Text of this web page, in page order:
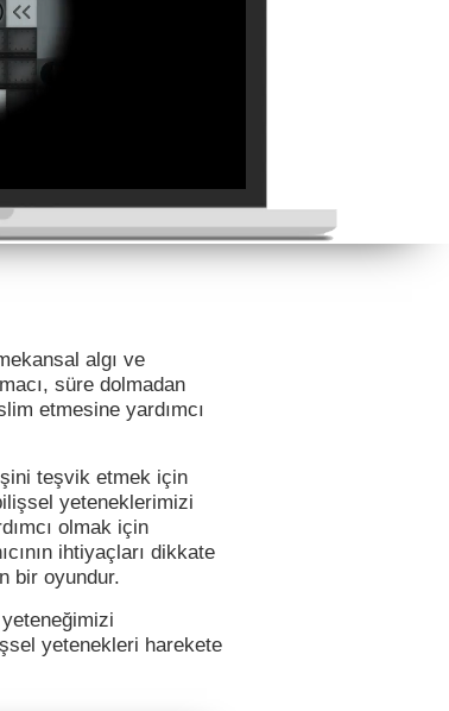
algı ve
süre dolmadan
etmesine yardımcı
teşvik etmek için
yeteneklerimizi
olmak için
ihtiyaçları dikkate
bir oyundur.
yetenekleri harekete